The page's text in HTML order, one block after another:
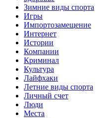
Зимние виды спорта
Игры
Импортозамещение
Интернет
Истории
Компании
Криминал
Культура
Лайфхаки
Летние виды спорта
Личный счет
Люди
Места